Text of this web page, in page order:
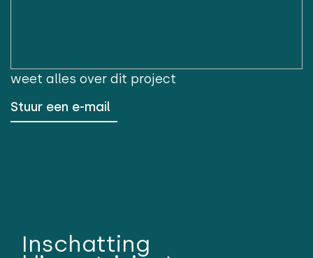
weet alles over dit project
Stuur een e-mail
Inschatting